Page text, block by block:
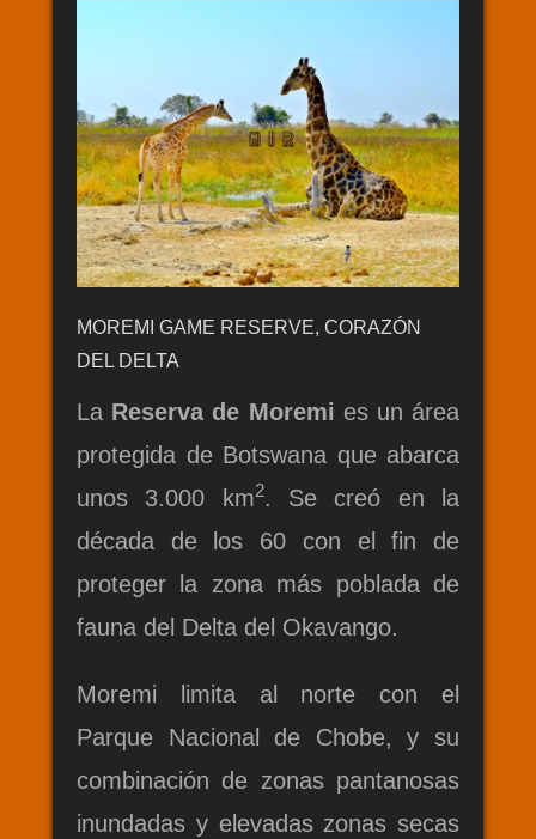
MOREMI GAME RESERVE, CORAZÓN
DEL DELTA
La Reserva de Moremi es un área
protegida de Botswana que abarca
unos 3.000 km2. Se creó en la
década de los 60 con el fin de
proteger la zona más poblada de
fauna del Delta del Okavango.
Moremi limita al norte con el
Parque Nacional de Chobe, y su
combinación de zonas pantanosas
inundadas y elevadas zonas secas